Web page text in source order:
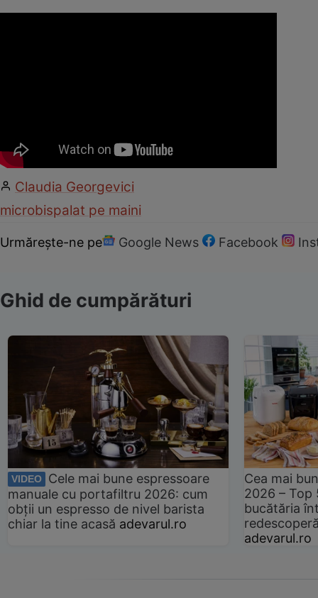
Claudia Georgevici
microbispalat pe maini
Urmărește-ne pe Google News Facebook
Ghid de cumpărături
VIDEO
Cele mai bune espressoare
manuale cu portafiltru 2026: cum
obții un espresso de nivel barista
chiar la tine acasă adevarul.ro
Cea mai
2026 –
bucătăria
adevarul.ro